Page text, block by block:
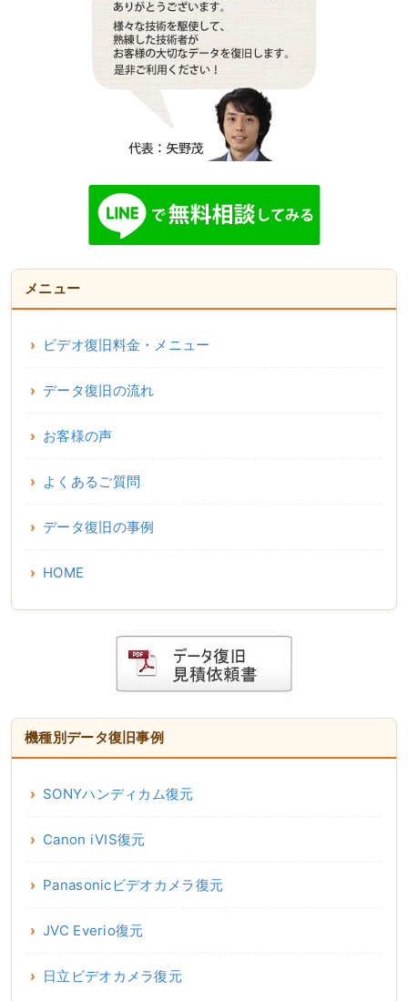
メニュー
ビデオ復旧料金・メニュー
データ復旧の流れ
お客様の声
よくあるご質問
データ復旧の事例
HOME
機種別データ復旧事例
SONYハンディカム復元
Canon iVIS復元
Panasonicビデオカメラ復元
JVC Everio復元
日立ビデオカメラ復元